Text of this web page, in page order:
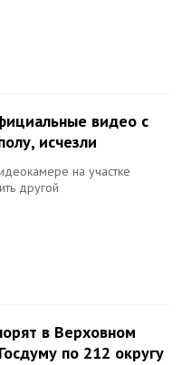
видео с
исчезли
на участке
другой
в Верховном
по 212 округу